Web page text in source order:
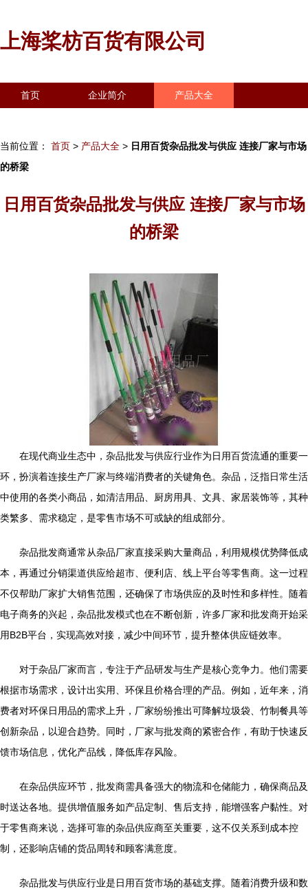
上海桨枋百货有限公司
首页 企业简介 产品大全
当前位置： 首页 > 产品大全 > 日用百货杂品批发与供应 连接厂家与市场
的桥梁
日用百货杂品批发与供应 连接厂家与市场
的桥梁
在现代商业生态中，杂品批发与供应行业作为日用百货流通的重要一
环，扮演着连接生产厂家与终端消费者的关键角色。杂品，泛指日常生活
中使用的各类小商品，如清洁用品、厨房用具、文具、家居装饰等，其种
类繁多、需求稳定，是零售市场不可或缺的组成部分。
杂品批发商通常从杂品厂家直接采购大量商品，利用规模优势降低成
本，再通过分销渠道供应给超市、便利店、线上平台等零售商。这一过程
不仅帮助厂家扩大销售范围，还确保了市场供应的及时性和多样性。随着
电子商务的兴起，杂品批发模式也在不断创新，许多厂家和批发商开始采
用B2B平台，实现高效对接，减少中间环节，提升整体供应链效率。
对于杂品厂家而言，专注于产品研发与生产是核心竞争力。他们需要
根据市场需求，设计出实用、环保且价格合理的产品。例如，近年来，消
费者对环保日用品的需求上升，厂家纷纷推出可降解垃圾袋、竹制餐具等
创新杂品，以迎合趋势。同时，厂家与批发商的紧密合作，有助于快速反
馈市场信息，优化产品线，降低库存风险。
在杂品供应环节，批发商需具备强大的物流和仓储能力，确保商品及
时送达各地。提供增值服务如产品定制、售后支持，能增强客户黏性。对
于零售商来说，选择可靠的杂品供应商至关重要，这不仅关系到成本控
制，还影响店铺的货品周转和顾客满意度。
杂品批发与供应行业是日用百货市场的基础支撑。随着消费升级和数